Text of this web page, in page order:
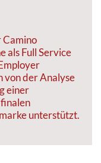
Camino
als Full Service
von der Analyse
einer
unterstützt.